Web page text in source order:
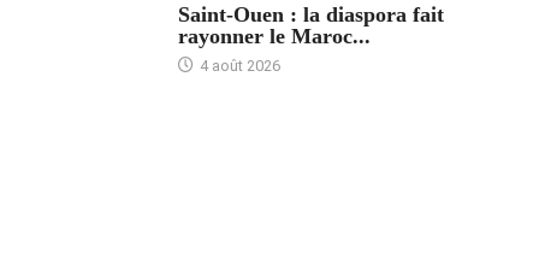
Saint-Ouen : la diaspora fait
rayonner le Maroc...
4 août 2026